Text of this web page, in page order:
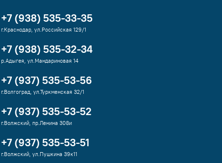
+7 (938) 535-33-35
г.Краснодар, ул.Российская 129/1
+7 (938) 535-32-34
р.Адыгея, ул.Мандариновая 14
+7 (937) 535-53-56
г.Волгоград, ул.Туркменская 32/1
+7 (937) 535-53-52
г.Волжский, пр.Ленина 308и
+7 (937) 535-53-51
г.Волжский, ул.Пушкина 39к11